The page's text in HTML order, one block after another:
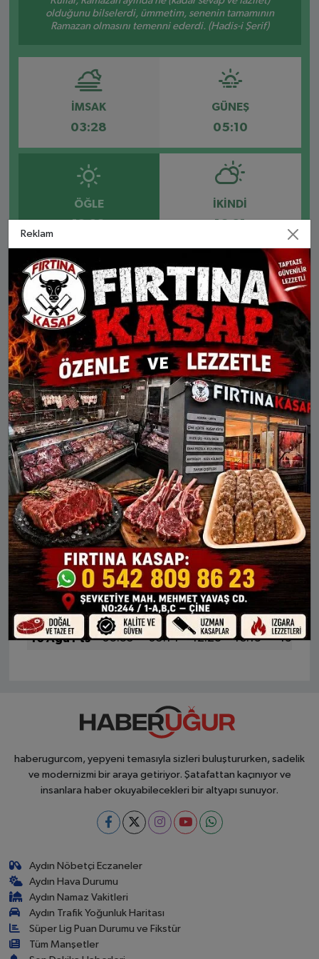
olduğunu bilselerdi, ümmetim, senenin tamamının
Ramazan olmasını temenni ederdi. (Hadis-i Şerif)
İMSAK
03:28
GÜNEŞ
05:10
ÖĞLE
12:28
İKINDI
16:21
AKŞAM
19:36
YATSI
21:11
Ardeşen Çamlıhemşin Çayeli Fındıklı
Hemşin İkizdere İyidere Pazar
ÇAYELI AYLIK NAMAZ VAKITLERI
İMSAK GÜNEŞ ÖĞLE İKINDI AKŞAM
6 Ağu Per
03:28 05:10 12:28 16:21
19:36
7 Ağu Cum
03:30 05:11 12:28 16:20
19:35
8 Ağu Cts
03:31 05:12 12:28 16:20
9 Ağu Paz
03:33 05:13 12:28 16:19
19:32
10 Ağu Pts
03:35 05:14 12:28 16:19 19:31
haberugurcom, yepyeni temasıyla sizleri buluştururken, sadelik
ve modernizmi bir araya getiriyor. Şatafattan kaçınıyor ve
insanlara haber okuyabilecekleri bir altyapı sunuyor.
Aydın Nöbetçi Eczaneler
Aydın Hava Durumu
Aydın Namaz Vakitleri
Aydın Trafik Yoğunluk Haritası
Süper Lig Puan Durumu ve Fikstür
Tüm Manşetler
Reklam